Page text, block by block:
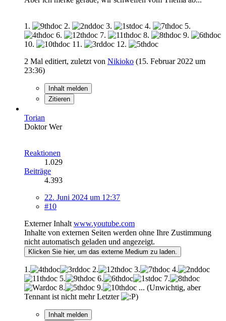
1. 2. 3. 4.
5.
6.
7. 8.
9.
10.
11.
12.
2 Mal editiert, zuletzt von Nikioko (15. Februar 2022 um
23:36)
Inhalt melden
Zitieren
Torian
Doktor Wer
Reaktionen
1.029
Beiträge
4.393
22. Juni 2024 um 12:37
#10
Externer Inhalt www.youtube.com
Inhalte von externen Seiten werden ohne Ihre Zustimmung
nicht automatisch geladen und angezeigt.
Klicken Sie hier, um das externe Medium zu laden.
1. 2. 3.
4.
5.
6.
7.
8.
9.
... (Unwichtig, aber
Tennant ist nicht mehr Letzter
)
Inhalt melden